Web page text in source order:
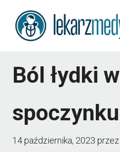
Przejdź
Ból łydki w
spoczynku
14 października, 2023 przez